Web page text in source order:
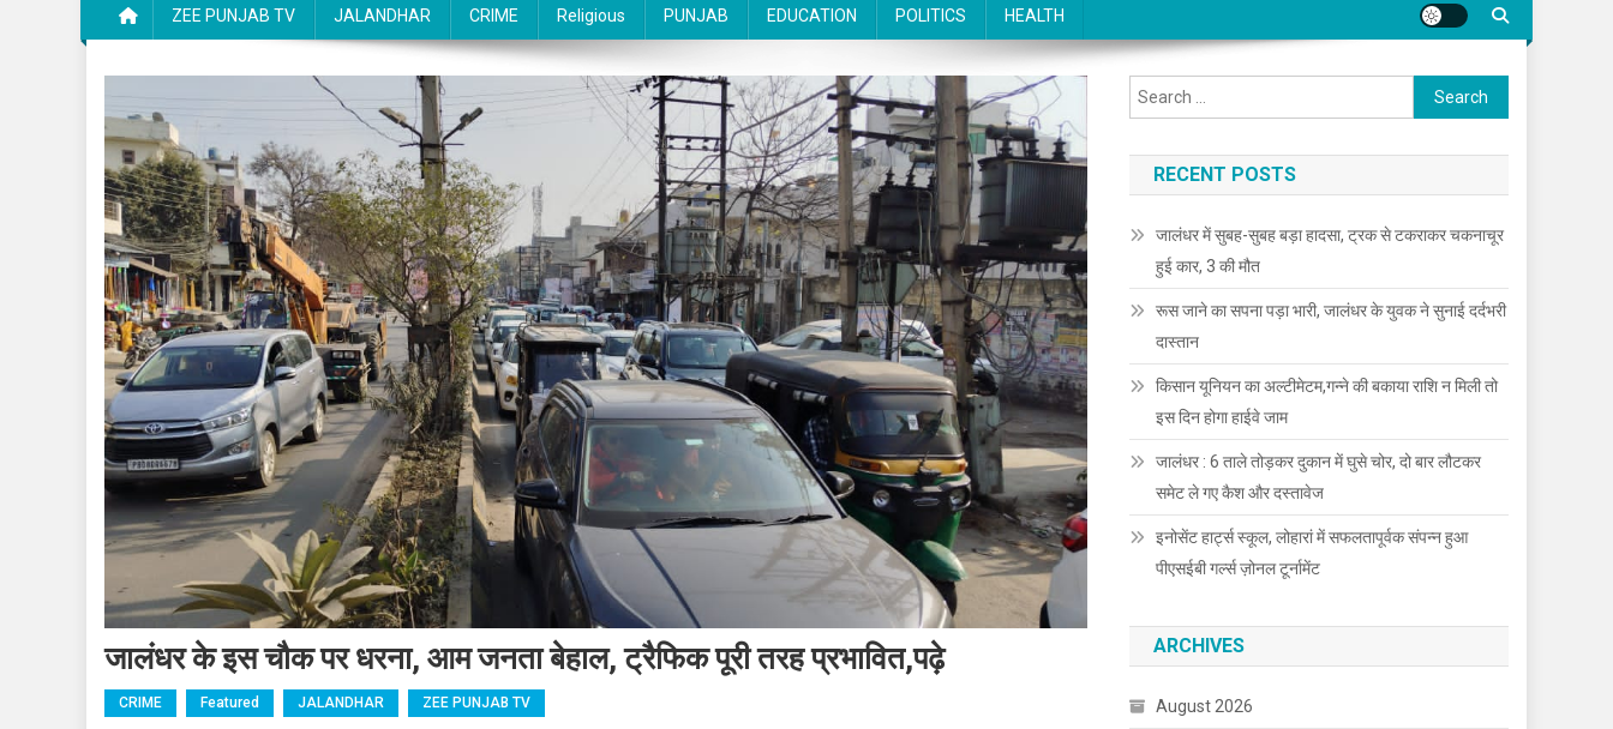
ZEE PUNJAB TV JALANDHAR CRIME Religious PUNJAB EDUCATION POLITICS HEALTH
जालंधर के इस चौक पर धरना, आम जनता बेहाल, ट्रैफिक पूरी तरह प्रभावित,पढ़े
CRIME Featured JALANDHAR ZEE PUNJAB TV
Search for:
RECENT POSTS
जालंधर में सुबह-सुबह बड़ा हादसा, ट्रक से टकराकर चकनाचूर
हुई कार, 3 की मौत
रूस जाने का सपना पड़ा भारी, जालंधर के युवक ने सुनाई दर्दभरी
दास्तान
किसान यूनियन का अल्टीमेटम,गन्ने की बकाया राशि न मिली तो
इस दिन होगा हाईवे जाम
जालंधर : 6 ताले तोड़कर दुकान में घुसे चोर, दो बार लौटकर
समेट ले गए कैश और दस्तावेज
इनोसेंट हार्ट्स स्कूल, लोहारां में सफलतापूर्वक संपन्न हुआ
पीएसईबी गर्ल्स ज़ोनल टूर्नामेंट
ARCHIVES
August 2026